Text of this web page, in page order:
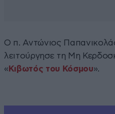
Ο π. Αντώνιος
λειτούργησε τη Μη
« Κιβωτός του Κόσμου».